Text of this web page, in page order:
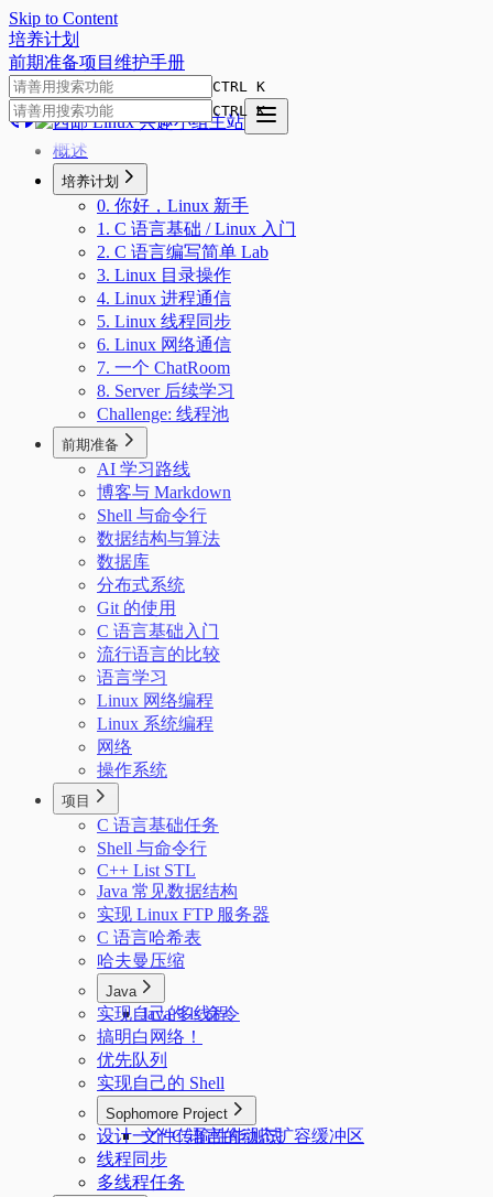
Skip to Content
培养计划
前期准备项目 维护手册
CTRL K
CTRL K
概述
培养计划
0. 你好，Linux 新手
1. C 语言基础 / Linux 入门
2. C 语言编写简单 Lab
3. Linux 目录操作
4. Linux 进程通信
5. Linux 线程同步
6. Linux 网络通信
7. 一个 ChatRoom
8. Server 后续学习
Challenge: 线程池
前期准备
AI 学习路线
博客与 Markdown
Shell 与命令行
数据结构与算法
数据库
分布式系统
Git 的使用
C 语言基础入门
流行语言的比较
语言学习
Linux 网络编程
Linux 系统编程
网络
操作系统
项目
C 语言基础任务
Shell 与命令行
C++ List STL
Java 常见数据结构
实现 Linux FTP 服务器
C 语言哈希表
哈夫曼压缩
Java
Java 多线程
实现自己的 ls 命令
搞明白网络！
优先队列
实现自己的 Shell
Sophomore Project
文件传输性能测试
设计一个 C 语言的动态扩容缓冲区
线程同步
多线程任务